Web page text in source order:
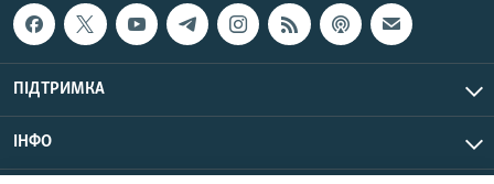
ПІДТРИМКА
ІНФО